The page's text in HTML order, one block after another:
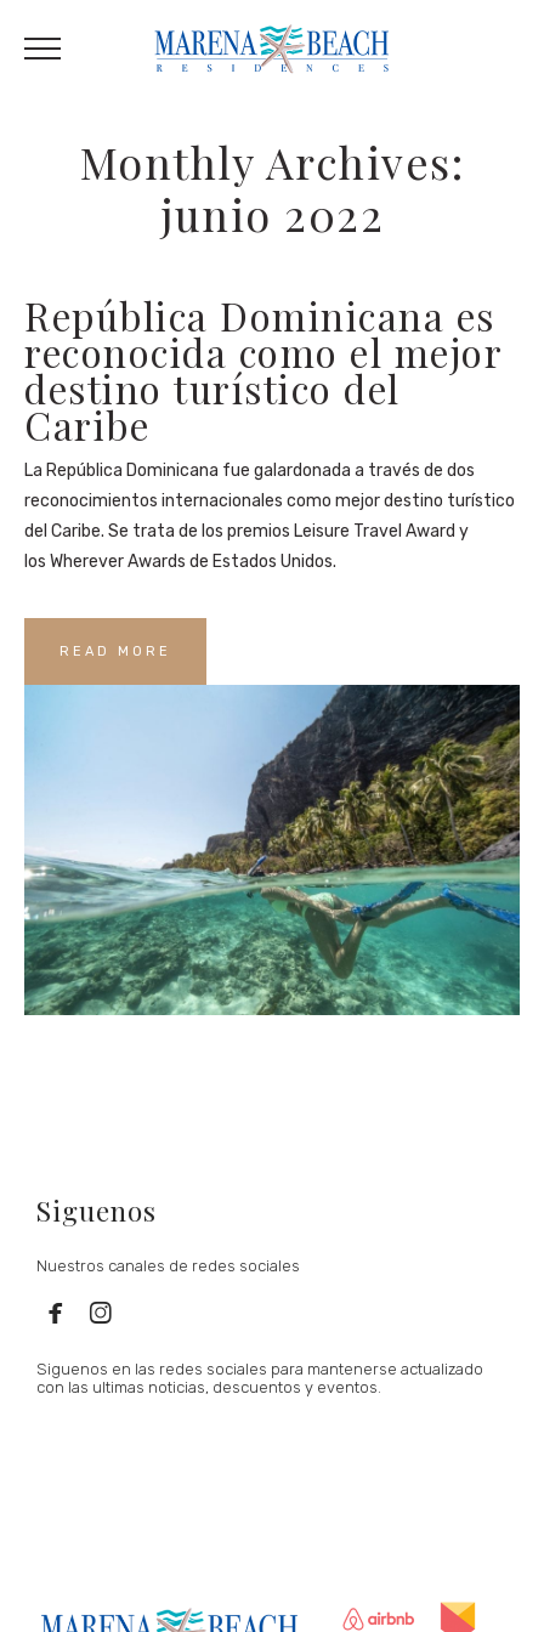
Monthly Archives:
junio 2022
República Dominicana es
reconocida como el mejor
destino turístico del
Caribe
La República Dominicana fue galardonada a través de dos
reconocimientos internacionales como mejor destino turístico
del Caribe. Se trata de los premios Leisure Travel Award y
los Wherever Awards de Estados Unidos.
READ MORE
Siguenos
Nuestros canales de redes sociales
 
Siguenos en las redes sociales para mantenerse actualizado
con las ultimas noticias, descuentos y eventos.